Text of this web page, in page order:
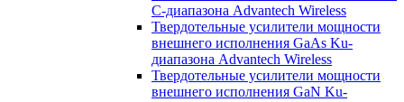
С-диапазона Advantech Wireless
Твердотельные усилители мощности
внешнего исполнения GaAs Ku-
диапазона Advantech Wireless
Твердотельные усилители мощности
внешнего исполнения GaN Ku-